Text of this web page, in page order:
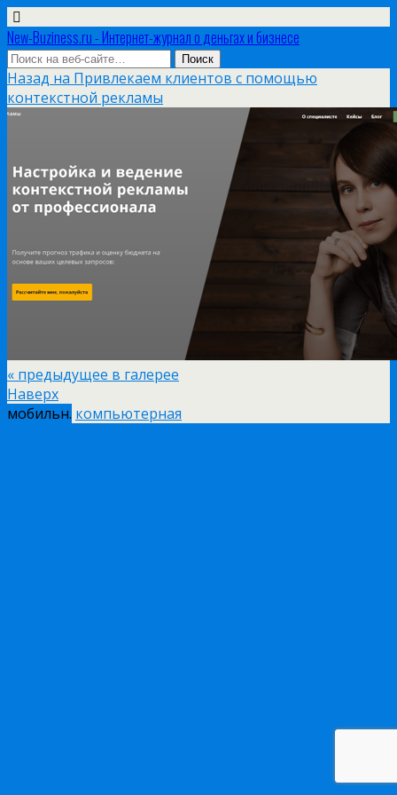
New-Buziness.ru - Интернет-журнал о деньгах и бизнесе
Назад на Привлекаем клиентов с помощью
контекстной рекламы
« предыдущее в галерее
Наверх
мобильн. компьютерная